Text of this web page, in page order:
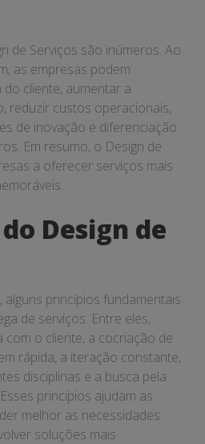
de Serviços são inúmeros. Ao
as empresas podem
cliente, aumentar a
reduzir custos operacionais,
de inovação e diferenciação
Em resumo, o Design de
a oferecer serviços mais
Design de
alguns princípios fundamentais
de serviços. Entre eles,
com o cliente, a cocriação de
rápida, a iteração constante,
disciplinas e a busca pela
princípios ajudam as
melhor as necessidades
soluções mais